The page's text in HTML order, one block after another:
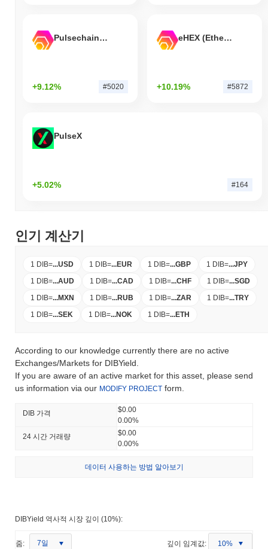
Pulsechain Bridged HEX (Pulsechain)
+9.12% #5020
eHEX (Ethereum)
+10.19% #5872
PulseX
+5.02% #164
인기 계산기
1 DIB=...USD 1 DIB=...EUR 1 DIB=...GBP 1 DIB=...JPY
1 DIB=...AUD 1 DIB=...CAD 1 DIB=...CHF 1 DIB=...SGD
1 DIB=...MXN 1 DIB=...RUB 1 DIB=...ZAR 1 DIB=...TRY
1 DIB=...SEK 1 DIB=...NOK 1 DIB=...ETH
According to our knowledge currently there are no active
Exchanges/Markets for DIBYield.
If you are aware of an active market for this asset, please send
us information via our MODIFY PROJECT form.
DIB 가격
$0.00
0.00%
24 시간 거래량
$0.00
0.00%
데이터 사용하는 방법 알아보기
DIBYield 역사적 시장 깊이 (10%):
줌: 7일 깊이 임계값: 10%